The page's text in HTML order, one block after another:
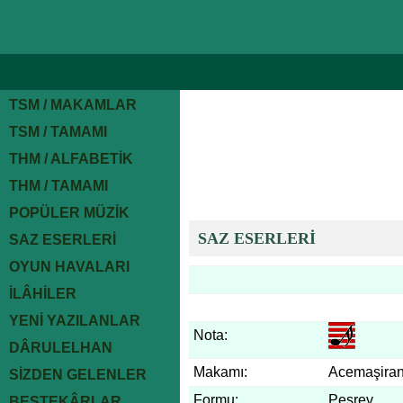
TSM / MAKAMLAR
TSM / TAMAMI
THM / ALFABETİK
THM / TAMAMI
POPÜLER MÜZİK
SAZ ESERLERİ
OYUN HAVALARI
İLÂHİLER
YENİ YAZILANLAR
DÂRULELHAN
SİZDEN GELENLER
SAZ ESERLERİ
Nota:
Makamı:
Formu:
Peşrev